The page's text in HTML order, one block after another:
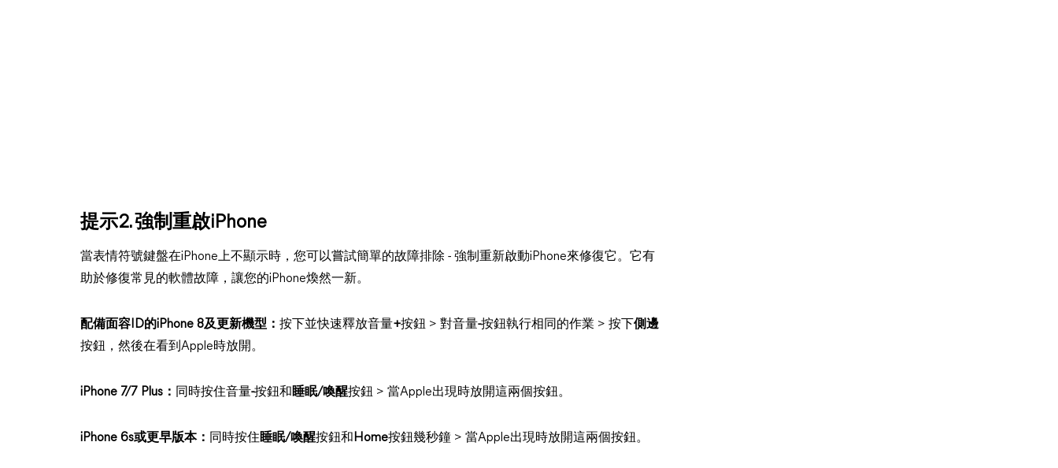
提示2. 強制重啟iPhone
當表情符號鍵盤在iPhone上不顯示時，您可以嘗試簡單的故障排除 - 強制重新啟動iPhone來修復它。它有
助於修復常見的軟體故障，讓您的iPhone煥然一新。
配備面容ID的iPhone 8及更新機型： 按下並快速釋放音量+按鈕 > 對音量-按鈕執行相同的作業 > 按下側邊
按鈕，然後在看到Apple時放開。
iPhone 7/7 Plus： 同時按住音量-按鈕和 睡眠/喚醒按鈕 > 當Apple出現時放開這兩個按鈕。
iPhone 6s或更早版本： 同時按住睡眠/喚醒按鈕和 Home按鈕幾秒鐘 > 當Apple出現時放開這兩個按鈕。